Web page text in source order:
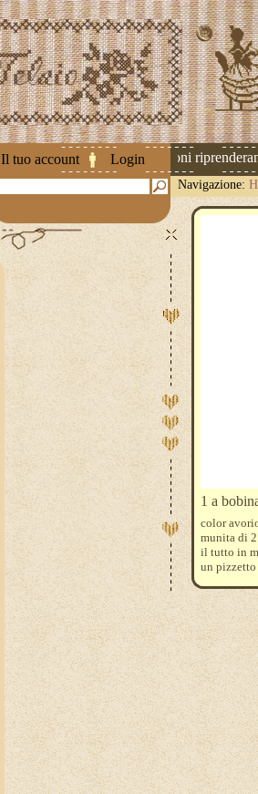
Il tuo account Login
Attenzione ! Le spedizioni
Navigazione:
1 a
color
munita di
il tutto in
un pizzetto